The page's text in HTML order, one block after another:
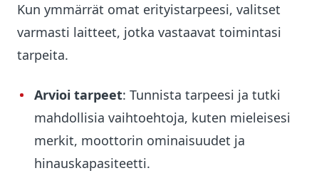
Kun ymmärrät omat erityistarpeesi, valitset
varmasti laitteet, jotka vastaavat toimintasi
tarpeita.
Arvioi tarpeet: Tunnista tarpeesi ja tutki
mahdollisia vaihtoehtoja, kuten mieleisesi
merkit, moottorin ominaisuudet ja
hinauskapasiteetti.